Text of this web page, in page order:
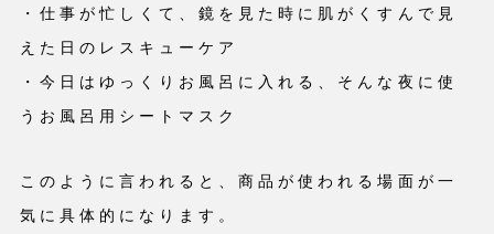
・仕事が忙しくて、鏡を見た時に肌がくすんで見
えた日のレスキューケア
・今日はゆっくりお風呂に入れる、そんな夜に使
うお風呂用シートマスク
このように言われると、商品が使われる場面が一
気に具体的になります。